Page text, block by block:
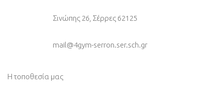
Σινώπης 26, Σέρρες 62125
mail@4gym-serron.ser.sch.gr
Η τοποθεσία μας